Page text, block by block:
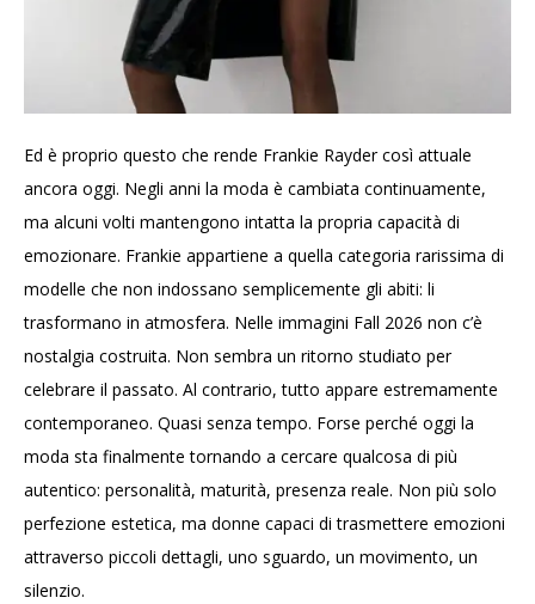
Ed è proprio questo che rende Frankie Rayder così attuale
ancora oggi. Negli anni la moda è cambiata continuamente,
ma alcuni volti mantengono intatta la propria capacità di
emozionare. Frankie appartiene a quella categoria rarissima di
modelle che non indossano semplicemente gli abiti: li
trasformano in atmosfera. Nelle immagini Fall 2026 non c’è
nostalgia costruita. Non sembra un ritorno studiato per
celebrare il passato. Al contrario, tutto appare estremamente
contemporaneo. Quasi senza tempo. Forse perché oggi la
moda sta finalmente tornando a cercare qualcosa di più
autentico: personalità, maturità, presenza reale. Non più solo
perfezione estetica, ma donne capaci di trasmettere emozioni
attraverso piccoli dettagli, uno sguardo, un movimento, un
silenzio.